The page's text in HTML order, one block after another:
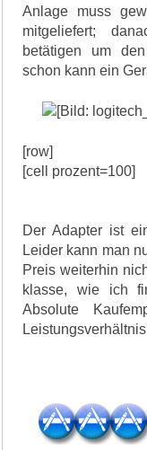
Anlage muss
mitgeliefert;
betätigen um
schon kann ein
[row]
[cell prozent=100]
Der Adapter ist
Leider kann man
Preis weiterhin
klasse, wie ich
Absolute